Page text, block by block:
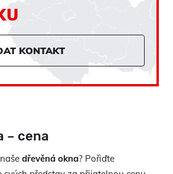
KONTAKT
– cena
dřevěná okna? Pořiďte